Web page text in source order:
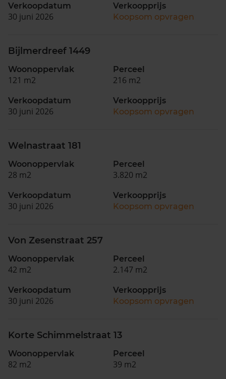
Verkoopdatum
30 juni 2026
Verkoopprijs
Koopsom opvragen
Bijlmerdreef 1449
Woonoppervlak
121 m2
Perceel
216 m2
Verkoopdatum
30 juni 2026
Verkoopprijs
Koopsom opvragen
Welnastraat 181
Woonoppervlak
28 m2
Perceel
3.820 m2
Verkoopdatum
30 juni 2026
Verkoopprijs
Koopsom opvragen
Von Zesenstraat 257
Woonoppervlak
42 m2
Perceel
2.147 m2
Verkoopdatum
30 juni 2026
Verkoopprijs
Koopsom opvragen
Korte Schimmelstraat 13
Woonoppervlak
82 m2
Perceel
39 m2